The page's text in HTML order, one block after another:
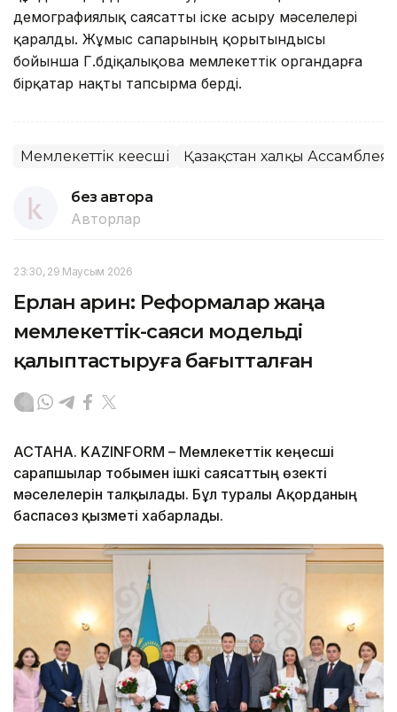
демографиялық саясатты іске асыру мәселелері
қаралды. Жұмыс сапарының қорытындысы
бойынша Г.Әбдіқалықова мемлекеттік органдарға
бірқатар нақты тапсырма берді.
Мемлекеттік кеңесші Қазақстан халқы
без автора
Авторлар
23:30, 29 Маусым 2026
Ерлан Қарин: Реформалар жаңа
мемлекеттік-саяси модельді
қалыптастыруға бағытталған
АСТАНА. KAZINFORM – Мемлекеттік кеңесші
сарапшылар тобымен ішкі саясаттың өзекті
мәселелерін талқылады. Бұл туралы Ақорданың
баспасөз қызметі хабарлады.